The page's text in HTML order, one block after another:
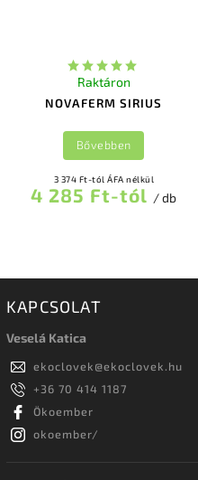
NOVAFERM SIRIUS
Raktáron
3 374 Ft-tól ÁFA nélkül
4 285 Ft-tól / db
Bővebben
KAPCSOLAT
Veselá Katica
ekoclovek@ekoclovek.hu
+36 70 414 1187
Ökoember
okoember/